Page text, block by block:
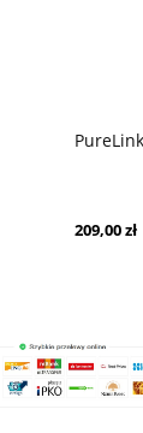
209,00 zł